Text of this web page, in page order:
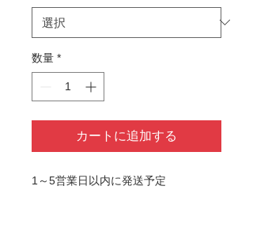
数量 *
カートに追加する
1～5営業日以内に発送予定